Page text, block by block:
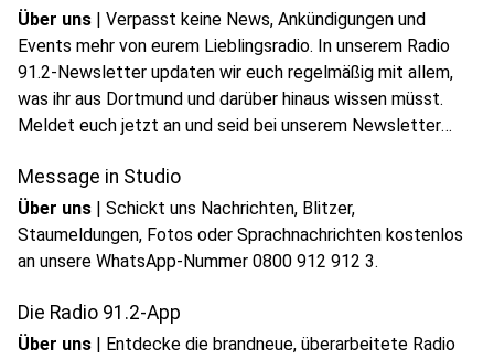
Über uns | Verpasst keine News, Ankündigungen und
Events mehr von eurem Lieblingsradio. In unserem Radio
91.2-Newsletter updaten wir euch regelmäßig mit allem,
was ihr aus Dortmund und darüber hinaus wissen müsst.
Meldet euch jetzt an und seid bei unserem Newsletter
Message in Studio
Über uns | Schickt uns Nachrichten, Blitzer,
Staumeldungen, Fotos oder Sprachnachrichten kostenlos
an unsere WhatsApp-Nummer 0800 912 912 3.
Die Radio 91.2-App
Über uns | Entdecke die brandneue, überarbeitete Radio